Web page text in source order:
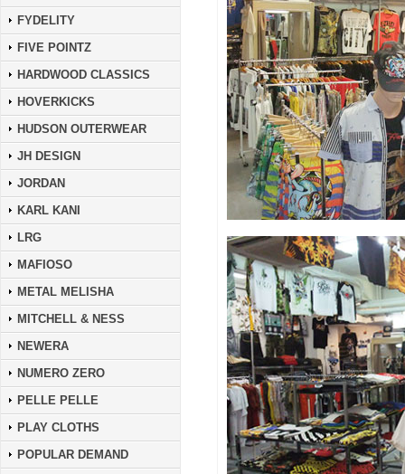
FYDELITY
FIVE POINTZ
HARDWOOD CLASSICS
HOVERKICKS
HUDSON OUTERWEAR
JH DESIGN
JORDAN
KARL KANI
LRG
MAFIOSO
METAL MELISHA
MITCHELL & NESS
NEWERA
NUMERO ZERO
PELLE PELLE
PLAY CLOTHS
POPULAR DEMAND